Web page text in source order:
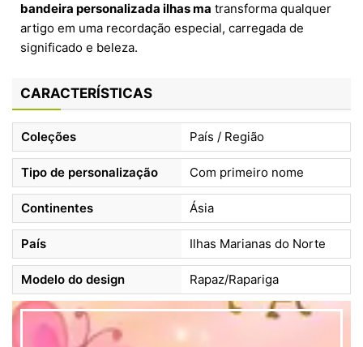
bandeira personalizada ilhas ma transforma qualquer
artigo em uma recordação especial, carregada de
significado e beleza.
CARACTERÍSTICAS
Coleções País / Região
Tipo de personalização Com primeiro nome
Continentes Ásia
País Ilhas Marianas do Norte
Modelo do design Rapaz/Rapariga